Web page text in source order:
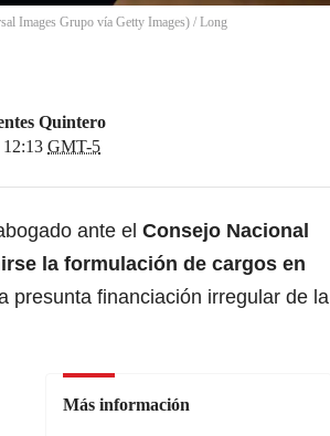
Images Grupo vía Getty Images) / Long
Quintero
GMT-5
ante el Consejo Nacional
la formulación de cargos en
presunta financiación irregular de la
Más información